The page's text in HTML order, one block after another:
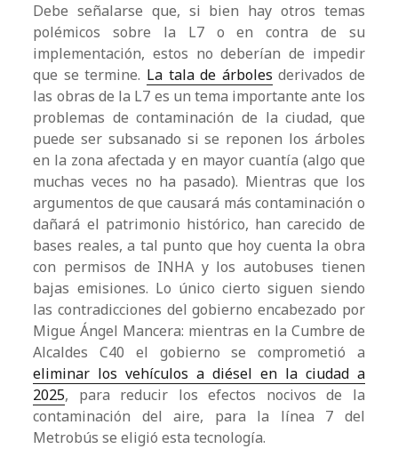
Debe señalarse que, si bien hay otros temas
polémicos sobre la L7 o en contra de su
implementación, estos no deberían de impedir
que se termine. La tala de árboles derivados de
las obras de la L7 es un tema importante ante los
problemas de contaminación de la ciudad, que
puede ser subsanado si se reponen los árboles
en la zona afectada y en mayor cuantía (algo que
muchas veces no ha pasado). Mientras que los
argumentos de que causará más contaminación o
dañará el patrimonio histórico, han carecido de
bases reales, a tal punto que hoy cuenta la obra
con permisos de INHA y los autobuses tienen
bajas emisiones. Lo único cierto siguen siendo
las contradicciones del gobierno encabezado por
Migue Ángel Mancera: mientras en la Cumbre de
Alcaldes C40 el gobierno se comprometió a
eliminar los vehículos a diésel en la ciudad a
2025, para reducir los efectos nocivos de la
contaminación del aire, para la línea 7 del
Metrobús se eligió esta tecnología.